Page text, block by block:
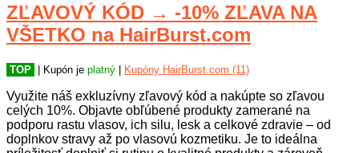
ZĽAVOVÝ KÓD → -10% ZĽAVA NA
VŠETKO na HairBurst.com
TOP | Kupón je platný Kupóny HairBurst.com (11)
Využite náš exkluzívny zľavový kód a nakúpte so zľavou
celých 10%. Objavte obľúbené produkty zamerané na
podporu rastu vlasov, ich silu, lesk a celkové zdravie – od
doplnkov stravy až po vlasovú kozmetiku. Je to ideálna